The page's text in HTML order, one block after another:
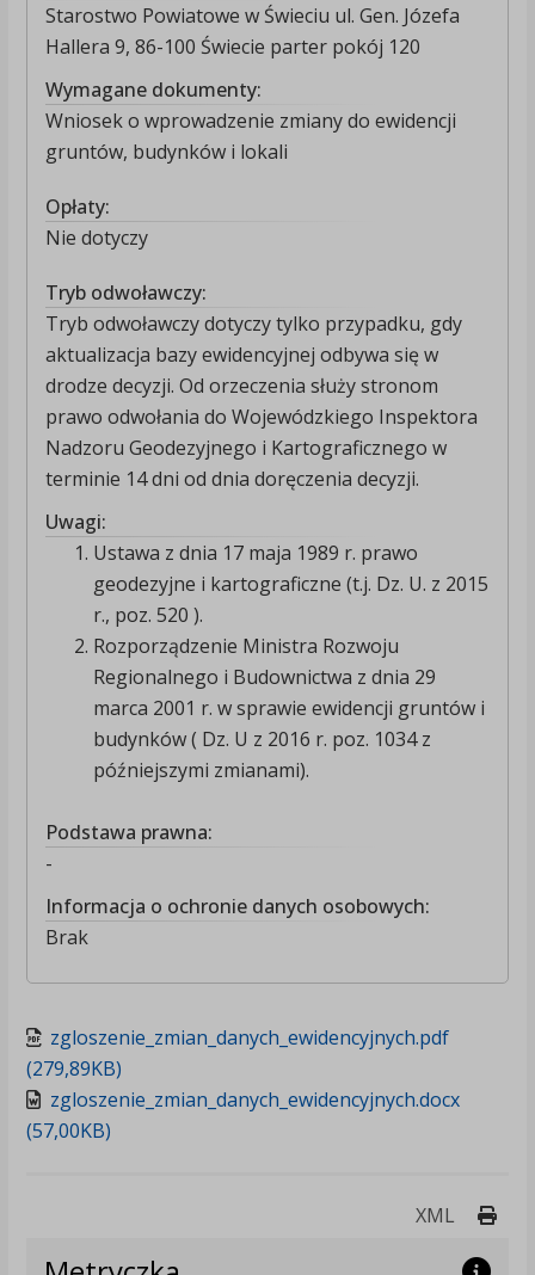
Starostwo Powiatowe w Świeciu ul. Gen. Józefa
Hallera 9, 86-100 Świecie parter pokój 120
Wymagane dokumenty:
Wniosek o wprowadzenie zmiany do ewidencji
gruntów, budynków i lokali
Opłaty:
Nie dotyczy
Tryb odwoławczy:
Tryb odwoławczy dotyczy tylko przypadku, gdy
aktualizacja bazy ewidencyjnej odbywa się w
drodze decyzji. Od orzeczenia służy stronom
prawo odwołania do Wojewódzkiego Inspektora
Nadzoru Geodezyjnego i Kartograficznego w
terminie 14 dni od dnia doręczenia decyzji.
Uwagi:
Ustawa z dnia 17 maja 1989 r. prawo
geodezyjne i kartograficzne (t.j. Dz. U. z 2015
r., poz. 520 ).
Rozporządzenie Ministra Rozwoju
Regionalnego i Budownictwa z dnia 29
marca 2001 r. w sprawie ewidencji gruntów i
budynków ( Dz. U z 2016 r. poz. 1034 z
późniejszymi zmianami).
Podstawa prawna:
-
Informacja o ochronie danych osobowych:
Brak
zgloszenie_zmian_danych_ewidencyjnych.pdf
(279,89KB)
zgloszenie_zmian_danych_ewidencyjnych.docx
(57,00KB)
XML